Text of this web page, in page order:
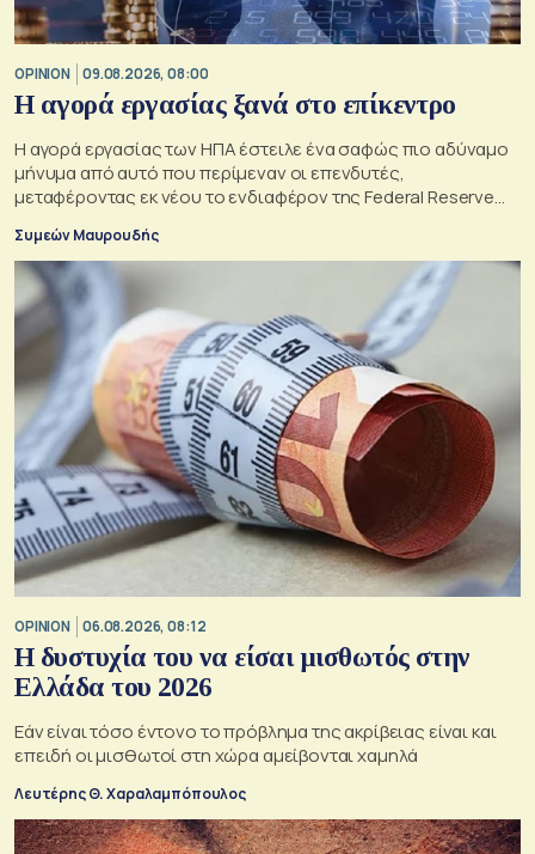
OPINION 09.08.2026, 08:00
Η αγορά εργασίας ξανά στο επίκεντρο
Η αγορά εργασίας των ΗΠΑ έστειλε ένα σαφώς πιο αδύναμο
μήνυμα από αυτό που περίμεναν οι επενδυτές,
μεταφέροντας εκ νέου το ενδιαφέρον της Federal Reserve
στη μέγιστη απασχόληση.
Συμεών Μαυρουδής
OPINION 06.08.2026, 08:12
Η δυστυχία του να είσαι μισθωτός στην
Ελλάδα του 2026
Εάν είναι τόσο έντονο το πρόβλημα της ακρίβειας είναι και
επειδή οι μισθωτοί στη χώρα αμείβονται χαμηλά
Λευτέρης Θ. Χαραλαμπόπουλος